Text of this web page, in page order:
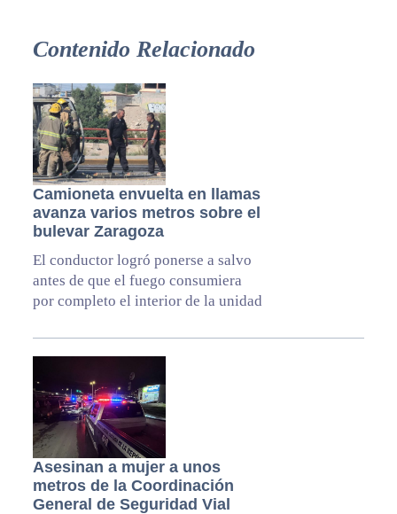
Contenido Relacionado
Camioneta envuelta en llamas
avanza varios metros sobre el
bulevar Zaragoza
El conductor logró ponerse a salvo
antes de que el fuego consumiera
por completo el interior de la unidad
Asesinan a mujer a unos
metros de la Coordinación
General de Seguridad Vial